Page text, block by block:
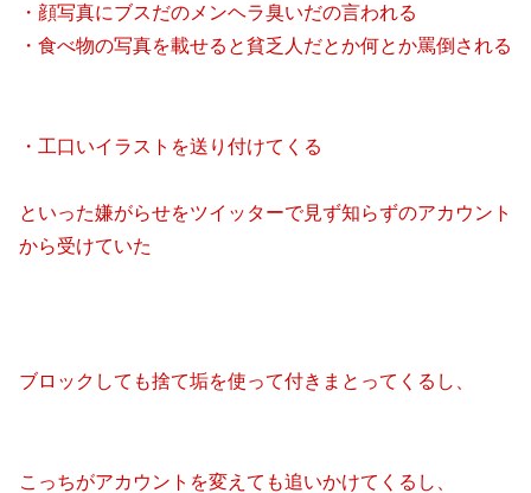
・顔写真にブスだのメンヘラ臭いだの言われる
・食べ物の写真を載せると貧乏人だとか何とか罵倒される
・工口いイラストを送り付けてくる
といった嫌がらせをツイッターで見ず知らずのアカウント
から受けていた
ブロックしても捨て垢を使って付きまとってくるし、
こっちがアカウントを変えても追いかけてくるし、